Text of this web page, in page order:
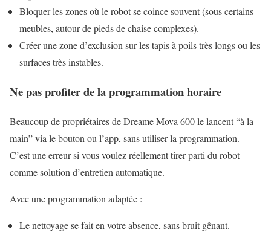
Bloquer les zones où le robot se coince souvent (sous certains
meubles, autour de pieds de chaise complexes).
Créer une zone d’exclusion sur les tapis à poils très longs ou les
surfaces très instables.
Ne pas profiter de la programmation horaire
Beaucoup de propriétaires de Dreame Mova 600 le lancent “à la
main” via le bouton ou l’app, sans utiliser la programmation.
C’est une erreur si vous voulez réellement tirer parti du robot
comme solution d’entretien automatique.
Avec une programmation adaptée :
Le nettoyage se fait en votre absence, sans bruit gênant.